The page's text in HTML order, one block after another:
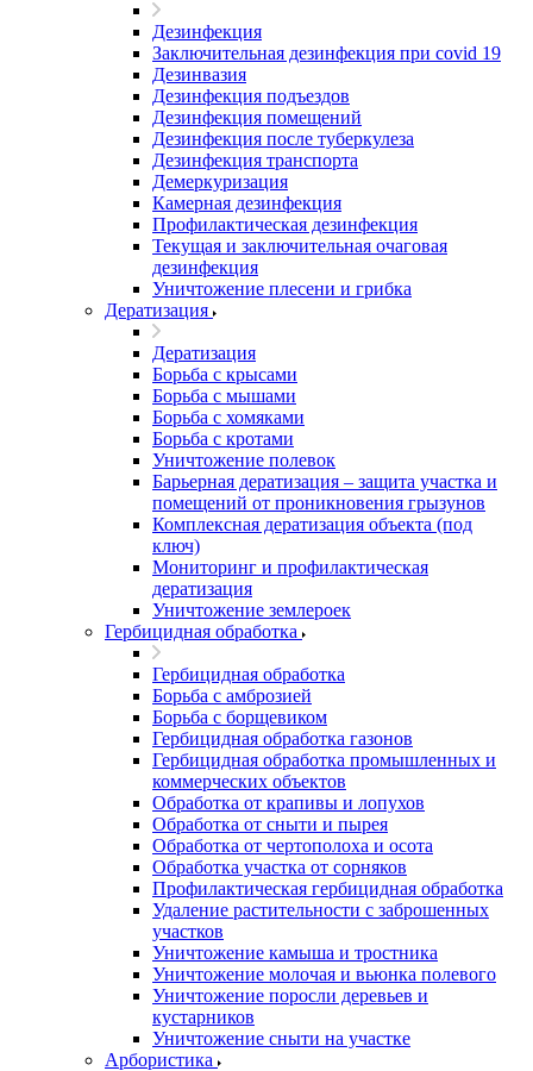
Дезинфекция
Заключительная дезинфекция при covid 19
Дезинвазия
Дезинфекция подъездов
Дезинфекция помещений
Дезинфекция после туберкулеза
Дезинфекция транспорта
Демеркуризация
Камерная дезинфекция
Профилактическая дезинфекция
Текущая и заключительная очаговая
дезинфекция
Уничтожение плесени и грибка
Дератизация
Дератизация
Борьба с крысами
Борьба с мышами
Борьба с хомяками
Борьба с кротами
Уничтожение полевок
Барьерная дератизация – защита участка и
помещений от проникновения грызунов
Комплексная дератизация объекта (под
ключ)
Мониторинг и профилактическая
дератизация
Уничтожение землероек
Гербицидная обработка
Гербицидная обработка
Борьба с амброзией
Борьба с борщевиком
Гербицидная обработка газонов
Гербицидная обработка промышленных и
коммерческих объектов
Обработка от крапивы и лопухов
Обработка от сныти и пырея
Обработка от чертополоха и осота
Обработка участка от сорняков
Профилактическая гербицидная обработка
Удаление растительности с заброшенных
участков
Уничтожение камыша и тростника
Уничтожение молочая и вьюнка полевого
Уничтожение поросли деревьев и
кустарников
Уничтожение сныти на участке
Арбористика